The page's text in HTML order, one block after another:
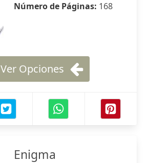
Número de Páginas: 168
Ver Opciones
Enigma